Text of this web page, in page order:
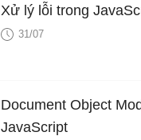
Xử lý lỗi trong
31/07
Document Object
JavaScript